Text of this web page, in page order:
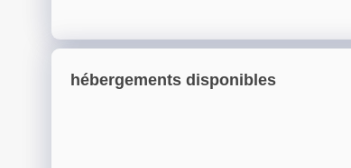
hébergements disponibles